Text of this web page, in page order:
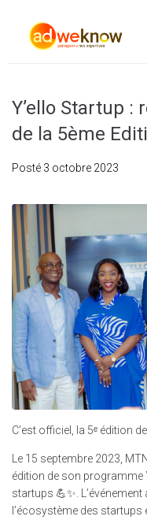
Y’ello Startup :
de la 5ème
Posté 3 octobre 2023
C’est officiel, la 5ᵉ édition
Le 15 septembre 2023,
édition de son programme
startups 💪✨.
l’écosystème des startups